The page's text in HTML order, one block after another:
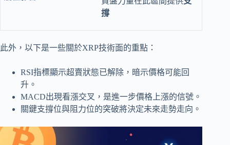
撐
此外，以下是一些關於XRP技術面的重點：
RSI指標顯示超賣狀態已解除，暗示價格可能回
升。
MACD出現看漲交叉，是進一步價格上漲的信號。
關鍵支撐位與阻力位的突破將決定未來走勢走向。